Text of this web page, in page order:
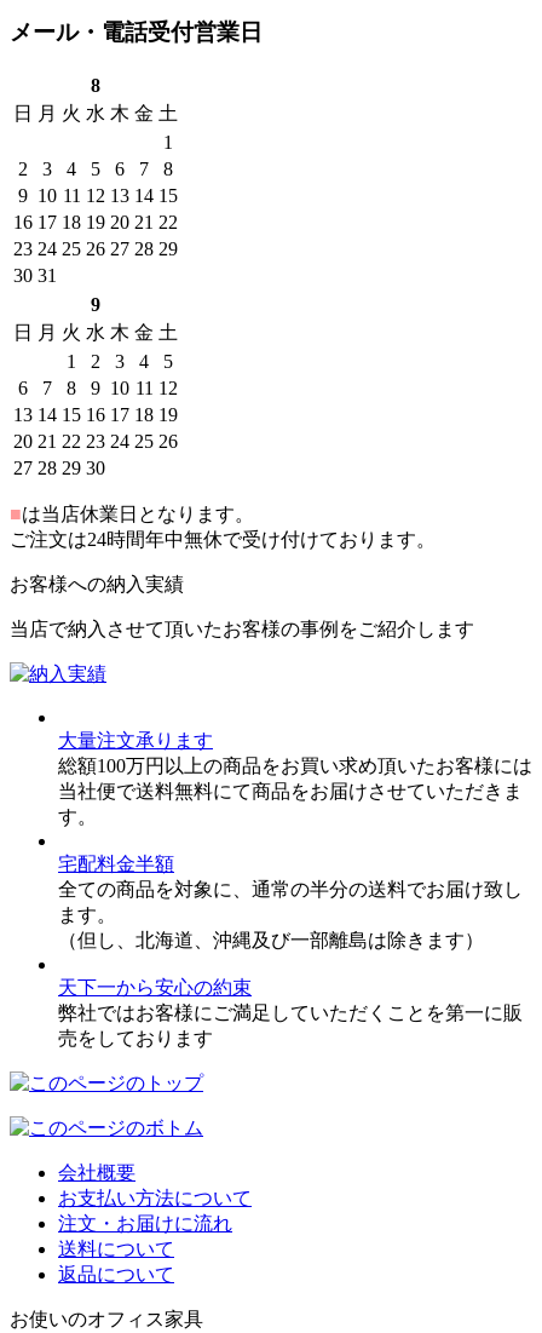
メール・電話受付営業日
8
日
月 火 水 木 金 土
1
2
3 4 5 6 7
8
9 10 11 12 13 14 15
16 17 18 19 20 21 22
23 24 25 26 27 28 29
30 31
9
日
月 火 水 木 金 土
1
2 3 4
5
6
7 8 9 10 11 12
13 14 15 16 17 18 19
20 21 22 23 24 25 26
27 28 29 30
■は当店休業日となります。
ご注文は24時間年中無休で受け付けております。
お客様への納入実績
当店で納入させて頂いたお客様の事例をご紹介します
大量注文承ります
総額100万円以上の商品をお買い求め頂いたお客様には
当社便で送料無料にて商品をお届けさせていただきま
す。
宅配料金半額
全ての商品を対象に、通常の半分の送料でお届け致し
ます。
（但し、北海道、沖縄及び一部離島は除きます）
天下一から安心の約束
弊社ではお客様にご満足していただくことを第一に販
売をしております
会社概要
お支払い方法について
注文・お届けに流れ
送料について
返品について
お使いのオフィス家具